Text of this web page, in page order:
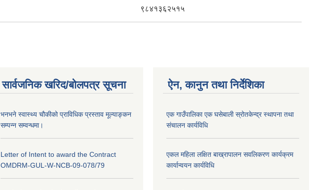
९८४१३६२५१५
सार्वजनिक खरिद/बोलपत्र सूचना
भनभने स्वास्थ्य चौकीको प्राविधिक प्रस्ताव मूल्याङ्कन
सम्पन्न सम्वन्धमा।
Letter of Intent to award the Contract
OMDRM-GUL-W-NCB-09-078/79
ऐन, कानुन तथा निर्देशिका
एक गाउँपालिका एक घसेबाली स्रोतकेन्द्र स्थापना तथा
संचालन कार्यविधि
एकल महिला लक्षित बाख्रापालन सवलिकरण कार्यक्रम
कार्यान्वयन कार्यविधि